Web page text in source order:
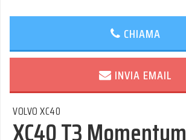
CHIAMA
INVIA EMAIL
VOLVO XC40